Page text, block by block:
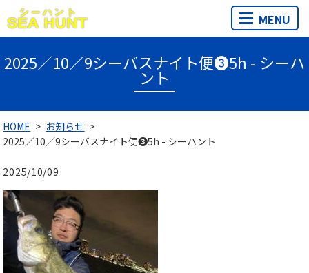
MENU
2025／10／9シーバスナイト便❸5h - シーハ
ント
HOME
お知らせ
2025／10／9シーバスナイト便❸5h - シーハント
2025/10/09